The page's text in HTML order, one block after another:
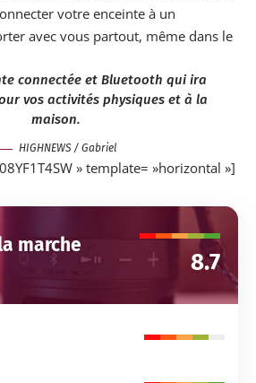
votre enceinte à un
avec vous partout, même dans le
connectée et Bluetooth qui ira
vos activités physiques et à la
maison.
HIGHNEWS / Gabriel
» template= »horizontal »]
marche
8.7